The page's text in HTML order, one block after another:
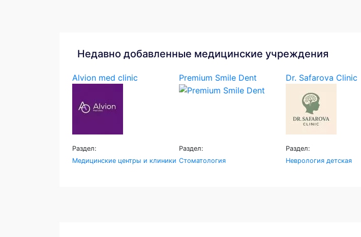
Недавно добавленные медицинские учреждения
Alvion med clinic
Раздел:
Медицинские центры и клиники
Premium Smile Dent
Раздел:
Стоматология
Dr. Safarova Clinic
Раздел:
Неврология детская